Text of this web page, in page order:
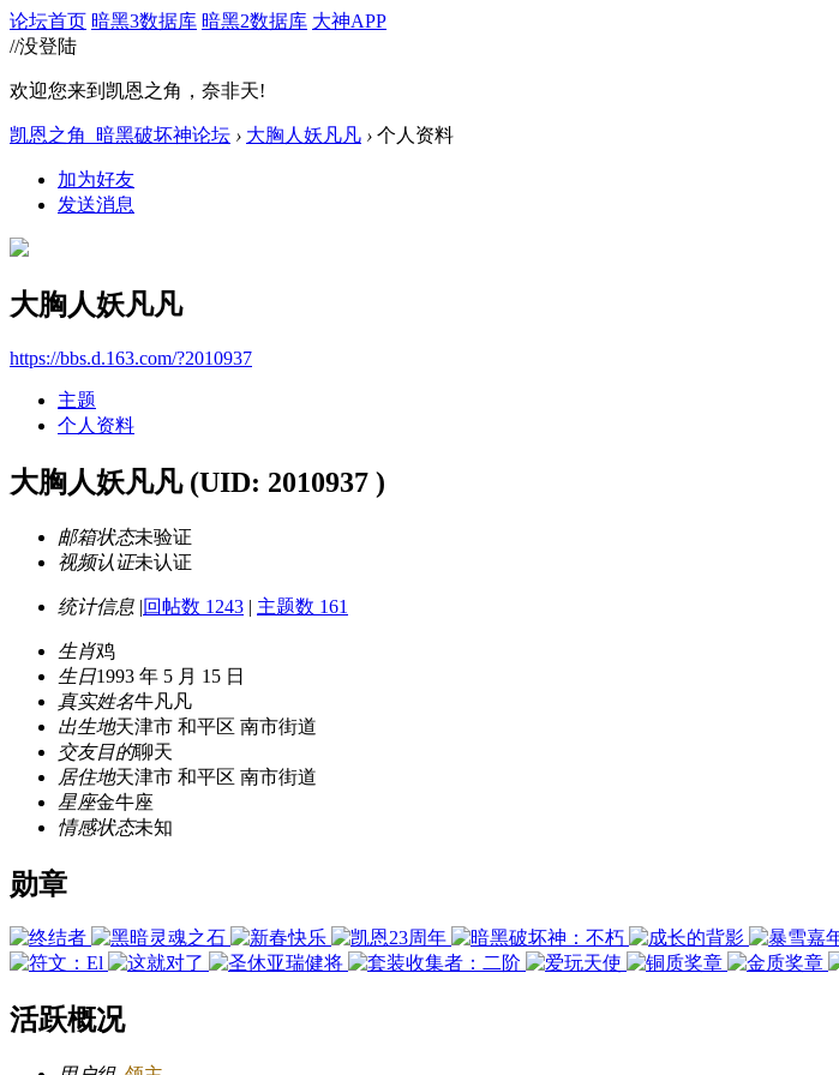
论坛首页 暗黑3数据库 暗黑2数据库 大神APP
//没登陆
欢迎您来到凯恩之角，奈非天!
凯恩之角_暗黑破坏神论坛 › 大胸人妖凡凡 › 个人资料
加为好友
发送消息
大胸人妖凡凡
https://bbs.d.163.com/?2010937
主题
个人资料
大胸人妖凡凡 (UID: 2010937 )
邮箱状态未验证
视频认证未认证
统计信息 |回帖数 1243 | 主题数 161
生肖鸡
生日1993 年 5 月 15 日
真实姓名牛凡凡
出生地天津市 和平区 南市街道
交友目的聊天
居住地天津市 和平区 南市街道
星座金牛座
情感状态未知
勋章
活跃概况